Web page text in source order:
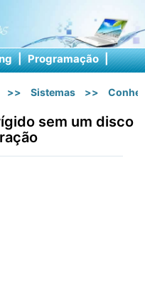
| Programação |
>> Sistemas >>
sem um disco